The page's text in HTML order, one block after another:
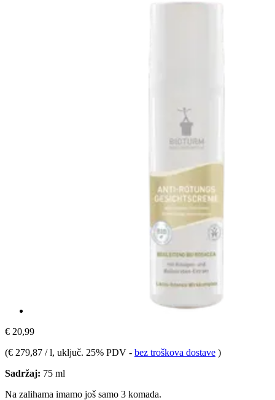
€ 20,99
(€ 279,87 / l, uključ. 25% PDV - bez troškova dostave )
Sadržaj: 75 ml
Na zalihama imamo još samo 3 komada.